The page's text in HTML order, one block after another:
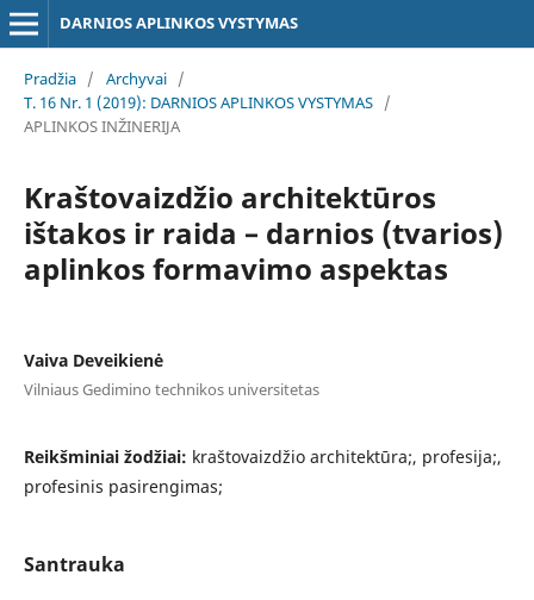
DARNIOS APLINKOS VYSTYMAS
Pradžia / Archyvai /
T. 16 Nr. 1 (2019): DARNIOS APLINKOS VYSTYMAS /
APLINKOS INŽINERIJA
Kraštovaizdžio architektūros
ištakos ir raida – darnios (tvarios)
aplinkos formavimo aspektas
Vaiva Deveikienė
Vilniaus Gedimino technikos universitetas
Reikšminiai žodžiai: kraštovaizdžio architektūra;, profesija;,
profesinis pasirengimas;
Santrauka